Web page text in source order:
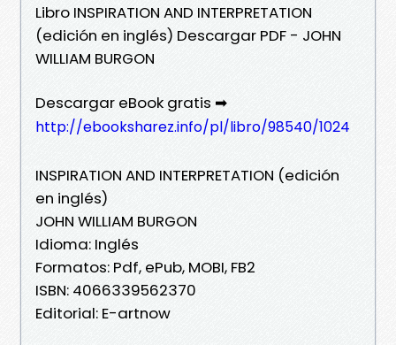
Libro INSPIRATION AND INTERPRETATION
(edición en inglés) Descargar PDF - JOHN
WILLIAM BURGON
Descargar eBook gratis ➡
http://ebooksharez.info/pl/libro/98540/1024
INSPIRATION AND INTERPRETATION (edición
en inglés)
JOHN WILLIAM BURGON
Idioma: Inglés
Formatos: Pdf, ePub, MOBI, FB2
ISBN: 4066339562370
Editorial: E-artnow